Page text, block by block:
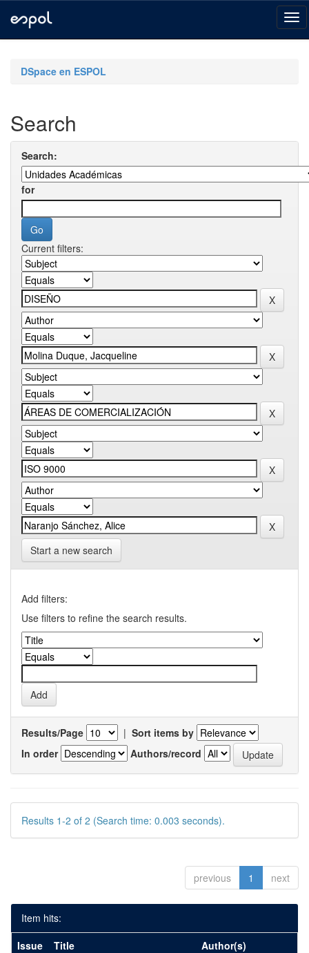
navigationDSpace en ESPOL
Search
Search:
for
Current filters:
Start a new search
Add filters:
Use filters to refine the search results.
Results/Page | Sort items by
In order
Authors/record
Results 1-2 of 2 (Search time: 0.003 seconds).
previous 1 next
Item hits:
Issue
Title Author(s)